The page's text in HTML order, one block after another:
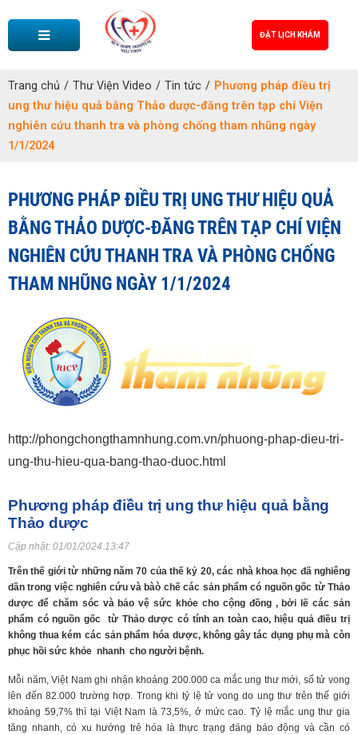
ĐẶT LỊCH KHÁM
Trang chủ / Thư Viện Video / Tin tức / Phương pháp điều trị
ung thư hiệu quả bằng Thảo dược-đăng trên tạp chí Viện
nghiên cứu thanh tra và phòng chống tham nhũng ngày
1/1/2024
PHƯƠNG PHÁP ĐIỀU TRỊ UNG THƯ HIỆU QUẢ
BẰNG THẢO DƯỢC-ĐĂNG TRÊN TẠP CHÍ VIỆN
NGHIÊN CỨU THANH TRA VÀ PHÒNG CHỐNG
THAM NHŨNG NGÀY 1/1/2024
http://phongchongthamnhung.com.vn/phuong-phap-dieu-tri-
ung-thu-hieu-qua-bang-thao-duoc.html
Phương pháp điều trị ung thư hiệu quả bằng
Thảo dược
Cập nhật: 01/01/2024 13:47
Trên thế giới từ những năm 70 của thế kỷ 20, các nhà khoa học đã nghiêng
dần trong việc nghiên cứu và bàò chế các sản phẩm có nguồn gốc từ Thảo
dược để chăm sóc và bảo vệ sức khỏe cho cộng đồng , bởi lẽ các sản
phẩm có nguồn gốc từ Thảo dược có tính an toàn cao, hiệu quả điều trị
không thua kém các sản phẩm hóa dược, không gây tác dụng phụ mà còn
phục hồi sức khỏe nhanh cho người bệnh.
Mỗi năm, Việt Nam ghi nhận khoảng 200.000 ca mắc ung thư mới, số tử vong
lên đến 82.000 trường hợp. Trong khi tỷ lệ tử vong do ung thư trên thế giới
khoảng 59,7% thì tại Việt Nam là 73,5%, ở mức cao. Tỷ lệ mắc ung thư gia
tăng nhanh, có xu hướng trẻ hóa là thực trạng đáng báo động và cần có